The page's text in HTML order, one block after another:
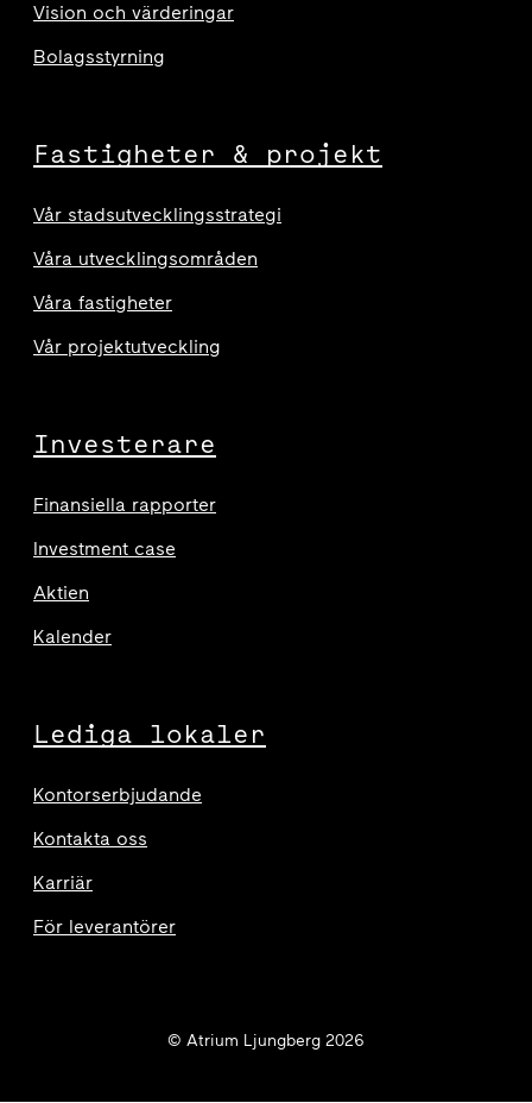
Vision och värderingar
Bolagsstyrning
Fastigheter & projekt
Vår stadsutvecklingsstrategi
Våra utvecklingsområden
Våra fastigheter
Vår projektutveckling
Investerare
Finansiella rapporter
Investment case
Aktien
Kalender
Lediga lokaler
Kontorserbjudande
Kontakta oss
Karriär
För leverantörer
© Atrium Ljungberg 2026